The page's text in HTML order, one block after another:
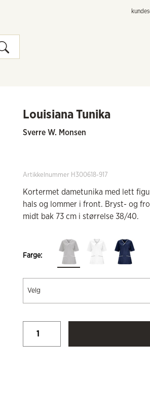
Louisiana Tunika
Sverre W. Monsen
Artikkelnummer H300618-917
Kortermet dametunika med lett
hals og lommer i front. Bryst- og
midt bak 73 cm i størrelse 38/40.
Farge:
Velg